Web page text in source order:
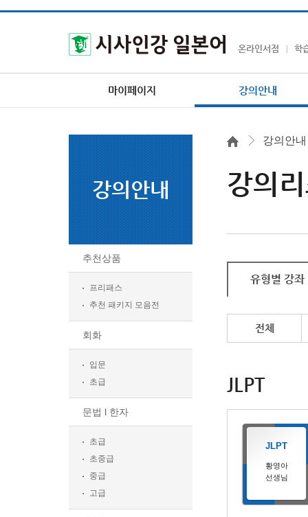
온라인서점 학
마이페이지 강의안내
강의안내
추천상품
프리패스
추천 패키지 모음전
회화
입문
초급
문법 l 한자
초급
초중급
중급
고급
강의안내
강의
유형별 강좌
전체
JLPT
JLPT
황영아
선생님